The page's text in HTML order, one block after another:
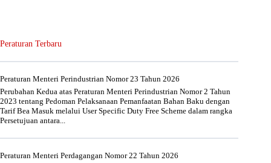
Peraturan Terbaru
Peraturan Menteri Perindustrian Nomor 23 Tahun 2026
Perubahan Kedua atas Peraturan Menteri Perindustrian Nomor 2 Tahun
2023 tentang Pedoman Pelaksanaan Pemanfaatan Bahan Baku dengan
Tarif Bea Masuk melalui User Specific Duty Free Scheme dalam rangka
Persetujuan antara...
Peraturan Menteri Perdagangan Nomor 22 Tahun 2026